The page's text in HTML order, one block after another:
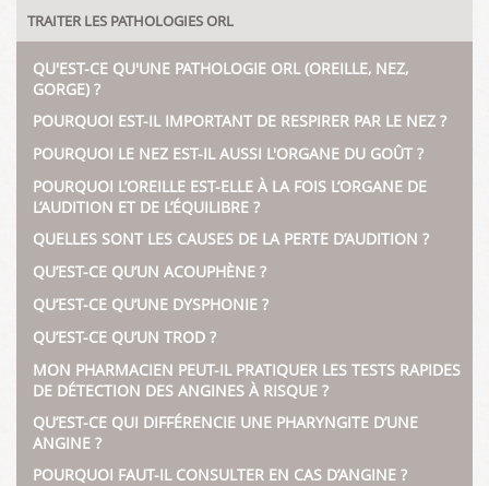
TRAITER LES PATHOLOGIES ORL
QU'EST-CE QU'UNE PATHOLOGIE ORL (OREILLE, NEZ,
GORGE) ?
POURQUOI EST-IL IMPORTANT DE RESPIRER PAR LE NEZ ?
POURQUOI LE NEZ EST-IL AUSSI L'ORGANE DU GOÛT ?
POURQUOI L’OREILLE EST-ELLE À LA FOIS L’ORGANE DE
L’AUDITION ET DE L’ÉQUILIBRE ?
QUELLES SONT LES CAUSES DE LA PERTE D’AUDITION ?
QU’EST-CE QU’UN ACOUPHÈNE ?
QU’EST-CE QU’UNE DYSPHONIE ?
QU’EST-CE QU’UN TROD ?
MON PHARMACIEN PEUT-IL PRATIQUER LES TESTS RAPIDES
DE DÉTECTION DES ANGINES À RISQUE ?
QU’EST-CE QUI DIFFÉRENCIE UNE PHARYNGITE D’UNE
ANGINE ?
POURQUOI FAUT-IL CONSULTER EN CAS D’ANGINE ?